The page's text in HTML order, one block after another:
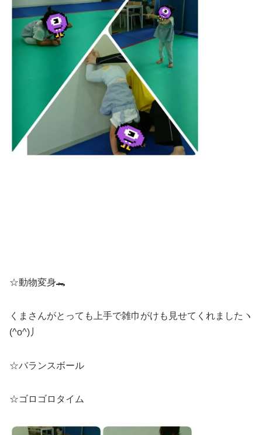
☆動物変身🐊
くまさんがとっても上手で雑巾がけも見せてくれましたヽ
(^o^)丿
☆バランスボール
☆ゴロゴロタイム